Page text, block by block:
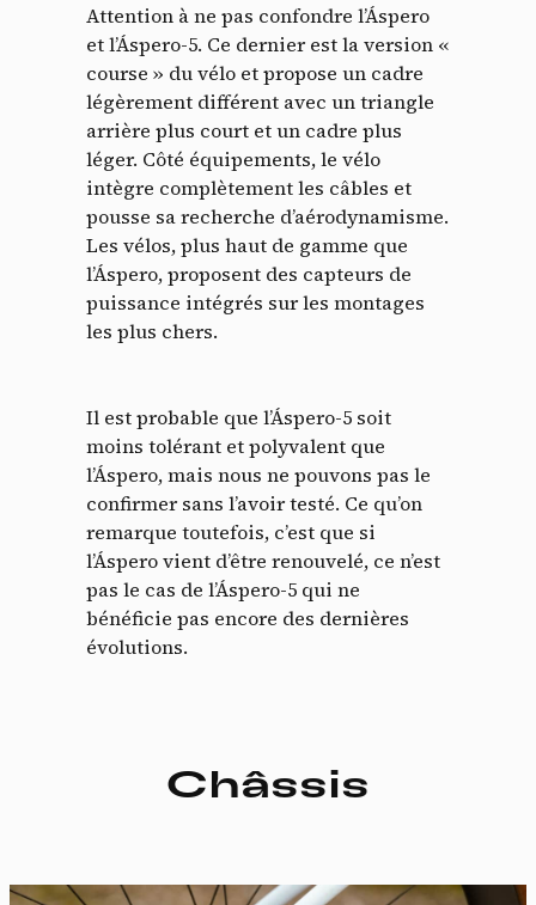
Attention à ne pas confondre l’Áspero
et l’Áspero-5. Ce dernier est la version «
course » du vélo et propose un cadre
légèrement différent avec un triangle
arrière plus court et un cadre plus
léger. Côté équipements, le vélo
intègre complètement les câbles et
pousse sa recherche d’aérodynamisme.
Les vélos, plus haut de gamme que
l’Áspero, proposent des capteurs de
puissance intégrés sur les montages
les plus chers.
Il est probable que l’Áspero-5 soit
moins tolérant et polyvalent que
l’Áspero, mais nous ne pouvons pas le
confirmer sans l’avoir testé. Ce qu’on
remarque toutefois, c’est que si
l’Áspero vient d’être renouvelé, ce n’est
pas le cas de l’Áspero-5 qui ne
bénéficie pas encore des dernières
évolutions.
Châssis